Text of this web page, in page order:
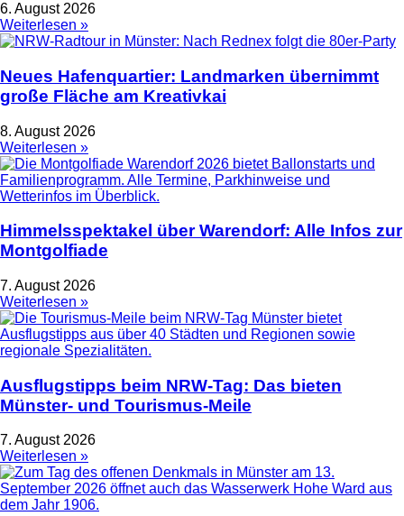
6. August 2026
Weiterlesen »
Neues Hafenquartier: Landmarken übernimmt
große Fläche am Kreativkai
8. August 2026
Weiterlesen »
Himmelsspektakel über Warendorf: Alle Infos zur
Montgolfiade
7. August 2026
Weiterlesen »
Ausflugstipps beim NRW-Tag: Das bieten
Münster- und Tourismus-Meile
7. August 2026
Weiterlesen »